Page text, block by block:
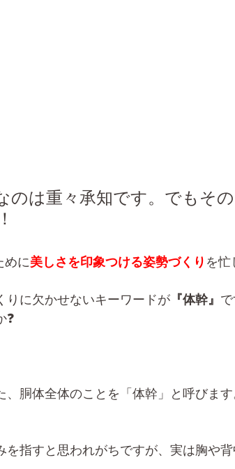
のは重々承知です。でもそ
めに美しさを印象つける姿勢づくり を忙
りに欠かせないキーワードが 『体幹』 で
胴体全体のことを「体幹」と呼びます
を指すと思われがちですが、実は胸や